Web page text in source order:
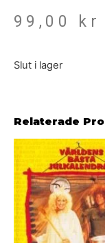
99,00 kr
Slut i lager
Relaterade